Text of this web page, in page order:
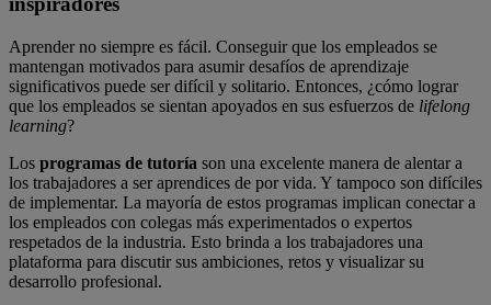
Aprender no siempre es fácil. Conseguir que los empleados se
mantengan motivados para asumir desafíos de aprendizaje
significativos puede ser difícil y solitario. Entonces, ¿cómo lograr
que los empleados se sientan apoyados en sus esfuerzos de lifelong
learning?
Los programas de tutoría son una excelente manera de alentar a
los trabajadores a ser aprendices de por vida. Y tampoco son difíciles
de implementar. La mayoría de estos programas implican conectar a
los empleados con colegas más experimentados o expertos
respetados de la industria. Esto brinda a los trabajadores una
plataforma para discutir sus ambiciones, retos y visualizar su
desarrollo profesional.